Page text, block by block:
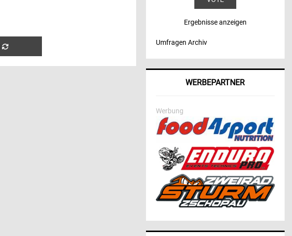
Ergebnisse anzeigen
Umfragen Archiv
WERBEPARTNER
Werbung